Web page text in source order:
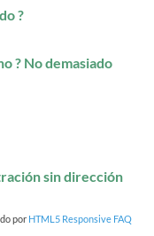
?
? No demasiado
sin dirección
por HTML5 Responsive FAQ